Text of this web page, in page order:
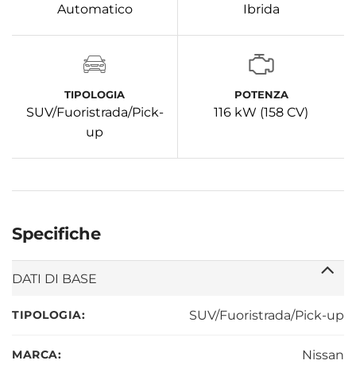
Automatico Ibrida
TIPOLOGIA
SUV/Fuoristrada/Pick-
up
POTENZA
116 kW (158 CV)
Specifiche
DATI DI BASE
TIPOLOGIA: SUV/Fuoristrada/Pick-up
MARCA: Nissan